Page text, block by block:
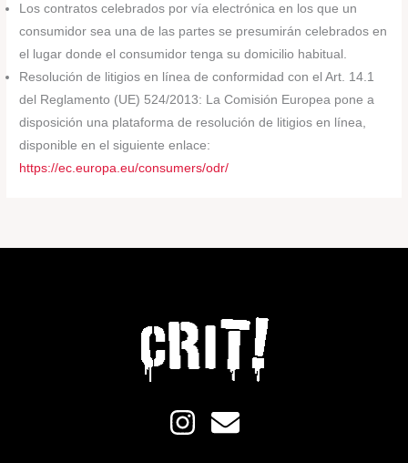
Los contratos celebrados por vía electrónica en los que un
consumidor sea una de las partes se presumirán celebrados en
el lugar donde el consumidor tenga su domicilio habitual.
Resolución de litigios en línea de conformidad con el Art. 14.1
del Reglamento (UE) 524/2013: La Comisión Europea pone a
disposición una plataforma de resolución de litigios en línea,
disponible en el siguiente enlace:
https://ec.europa.eu/consumers/odr/